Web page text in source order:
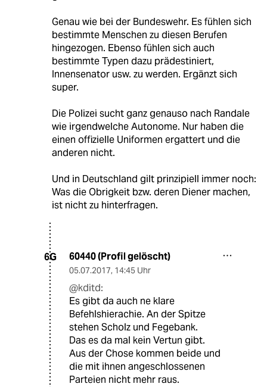
Genau wie bei der Bundeswehr. Es fühlen sich
bestimmte Menschen zu diesen Berufen
hingezogen. Ebenso fühlen sich auch
bestimmte Typen dazu prädestiniert,
Innensenator usw. zu werden. Ergänzt sich
super.
Die Polizei sucht ganz genauso nach Randale
wie irgendwelche Autonome. Nur haben die
einen offizielle Uniformen ergattert und die
anderen nicht.
Und in Deutschland gilt prinzipiell immer noch:
Was die Obrigkeit bzw. deren Diener machen,
ist nicht zu hinterfragen.
6G 60440 (Profil gelöscht)
05.07.2017, 14:45 Uhr
@kditd:
Es gibt da auch ne klare
Befehlshierachie. An der Spitze
stehen Scholz und Fegebank.
Das es da mal kein Vertun gibt.
Aus der Chose kommen beide und
die mit ihnen angeschlossenen
Parteien nicht mehr raus.